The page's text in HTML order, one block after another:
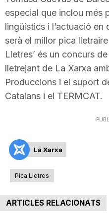
a
t
d
T
a
r
especial que inclou més
lingüístics i l’actuació
serà el millor pica
Lletres’ és un concurs
lletrejant de La Xarxa
Produccions i el suport
Catalans i el TERMCAT.
La Xarxa
Pica Lletres
ARTICLES RELACIONATS